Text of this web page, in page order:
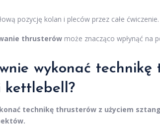
pozycję kolan i pleców przez całe ćwiczenie.
thrusterów może znacząco wpłynąć na
wykonać technikę
kettlebell?
technikę thrusterów z użyciem